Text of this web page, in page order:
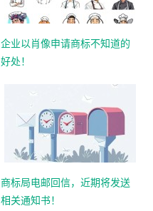
企业以肖像申请商标不知道的
好处！
商标局电邮回信，近期将发送
相关通知书！